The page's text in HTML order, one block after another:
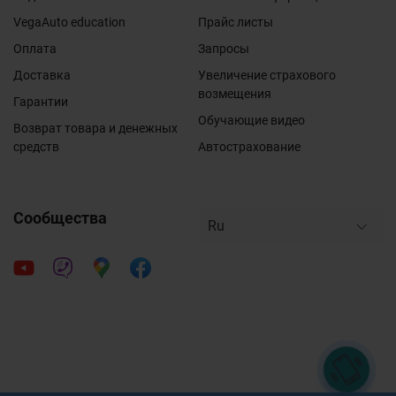
VegaAuto education
Оплата
Доставка
Гарантии
Возврат товара и денежных
средств
Прайс листы
Запросы
Увеличение страхового
возмещения
Обучающие видео
Автострахование
Сообщества